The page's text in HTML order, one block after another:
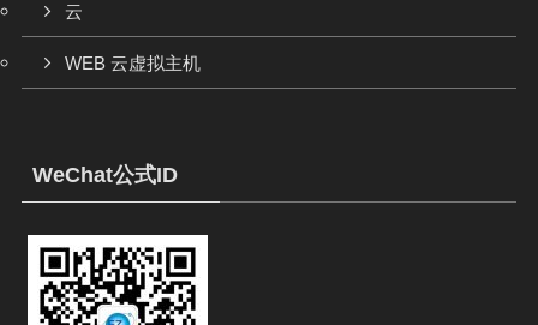
云
WEB 云虚拟主机
WeChat公式ID